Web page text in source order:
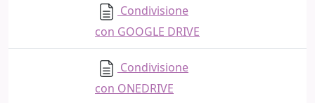
Condivisione
con GOOGLE DRIVE
Condivisione
con ONEDRIVE